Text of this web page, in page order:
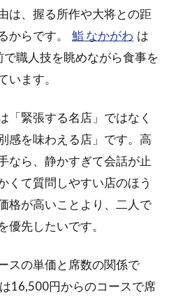
は、握る所作や大将との距
からです。
鮨 なかがわ は
職人技を眺めながら食事を
います。
「緊張する名店」ではなく
感を味わえる店」です。高
なら、静かすぎて会話が止
くて質問しやすい店のほう
格が高いことより、二人で
優先したいです。
スの単価と席数の関係で
16,500円からのコースで席